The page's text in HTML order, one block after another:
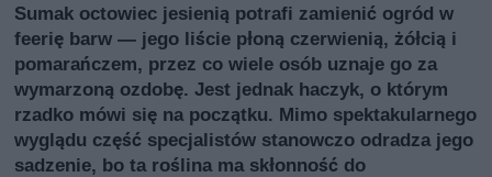
Sumak octowiec jesienią potrafi zamienić ogród w
feerię barw — jego liście płoną czerwienią, żółcią i
pomarańczem, przez co wiele osób uznaje go za
wymarzoną ozdobę. Jest jednak haczyk, o którym
rzadko mówi się na początku. Mimo spektakularnego
wyglądu część specjalistów stanowczo odradza jego
sadzenie, bo ta roślina ma skłonność do